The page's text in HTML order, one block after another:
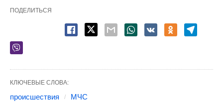
ПОДЕЛИТЬСЯ
КЛЮЧЕВЫЕ СЛОВА:
происшествия МЧС